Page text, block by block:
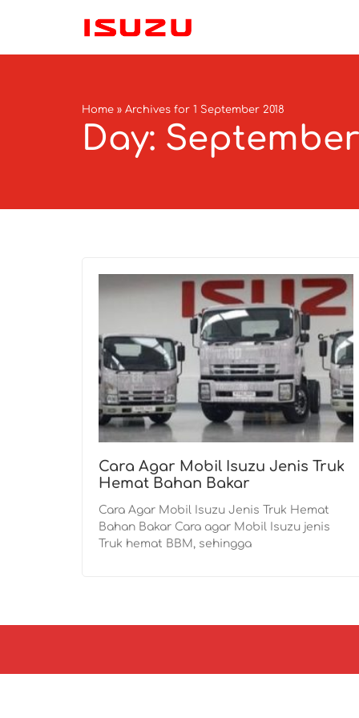
Home » Archives for 1 September 2018
Day: September
Cara Agar Mobil Isuzu Jenis Truk
Hemat Bahan Bakar
Cara Agar Mobil Isuzu Jenis Truk Hemat
Bahan Bakar Cara agar Mobil Isuzu jenis
Truk hemat BBM, sehingga